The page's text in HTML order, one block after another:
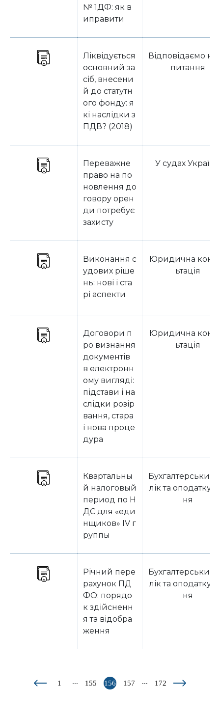
№ 1ДФ: як в
иправити
Ліквідується
основний за
сіб, внесени
й до статутн
ого фонду: я
кі наслідки з
ПДВ? (2018)
Відповідаємо на
питання
Переважне
право на по
новлення до
говору орен
ди потребує
захисту
У судах України
Виконання с
удових ріше
нь: нові і ста
рі аспекти
Юридична
ьтація
Договори п
ро визнання
документів
в електронн
ому вигляді:
підстави і на
слідки розір
вання, стара
і нова проце
дура
Юридична
ьтація
Квартальны
й налоговый
период по Н
ДС для «еди
нщиков» IV г
руппы
Бухгалтерський
лік та
ня
Річний пере
рахунок ПД
ФО: порядо
к здійсненн
я та відобра
ження
Бухгалтерський
лік та
ня
1 ... 155 156 157 ... 172